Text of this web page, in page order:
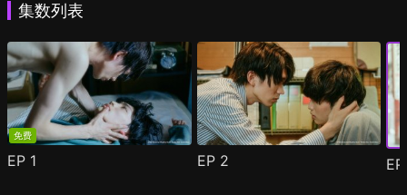
集数列表
免费
EP 1 EP 2